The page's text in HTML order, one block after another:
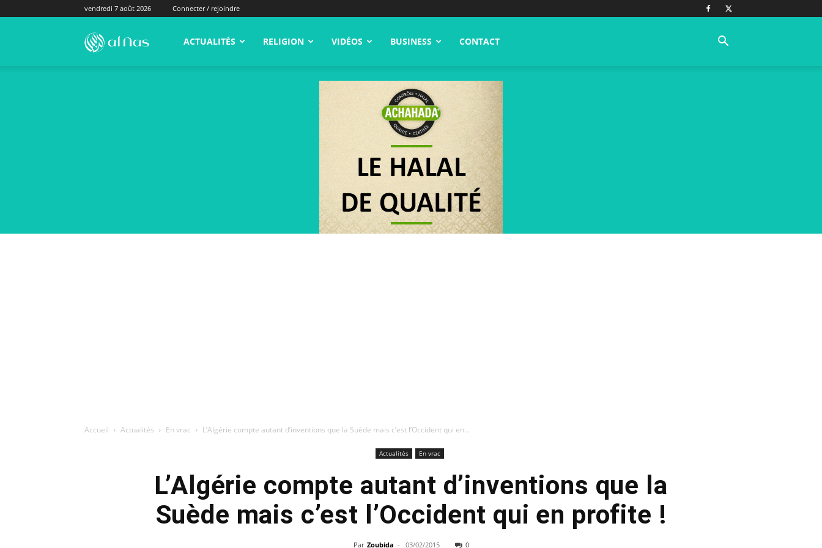
vendredi 7 août 2026 Connecter / rejoindre
alNas.fr ACTUALITÉS RELIGION VIDÉOS BUSINESS CONTACT
Accueil Actualités En vrac L’Algérie compte autant d’inventions que la Suède mais c’est l’Occident qui en...
Actualités En vrac
L’Algérie compte autant d’inventions que la
Suède mais c’est l’Occident qui en profite !
Par Zoubida - 03/02/2015 0